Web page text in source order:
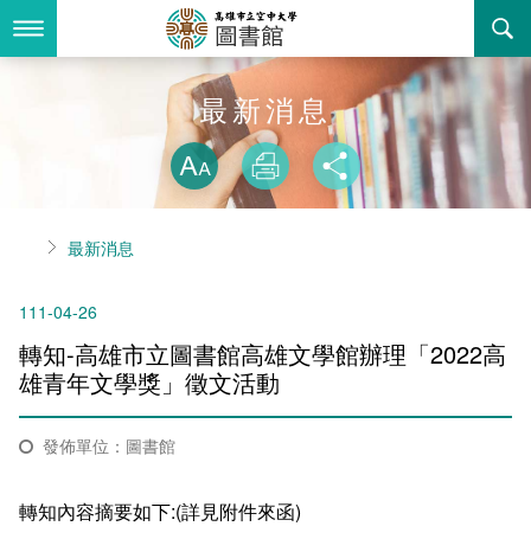
到
要
組織職掌
聯絡資訊
活動花絮
諮詢信箱
開放時間
法令規章
新書推薦
個人借閱查詢
書表下載
回空大首頁
最新消息
略過字型切
放大
列印 分享
首頁最新消息
111-04-26
轉知-高雄市立圖書館高雄文學館辦理「2022高
雄青年文學獎」徵文活動
發佈單位：圖書館
轉知內容摘要如下:(詳見附件來函)